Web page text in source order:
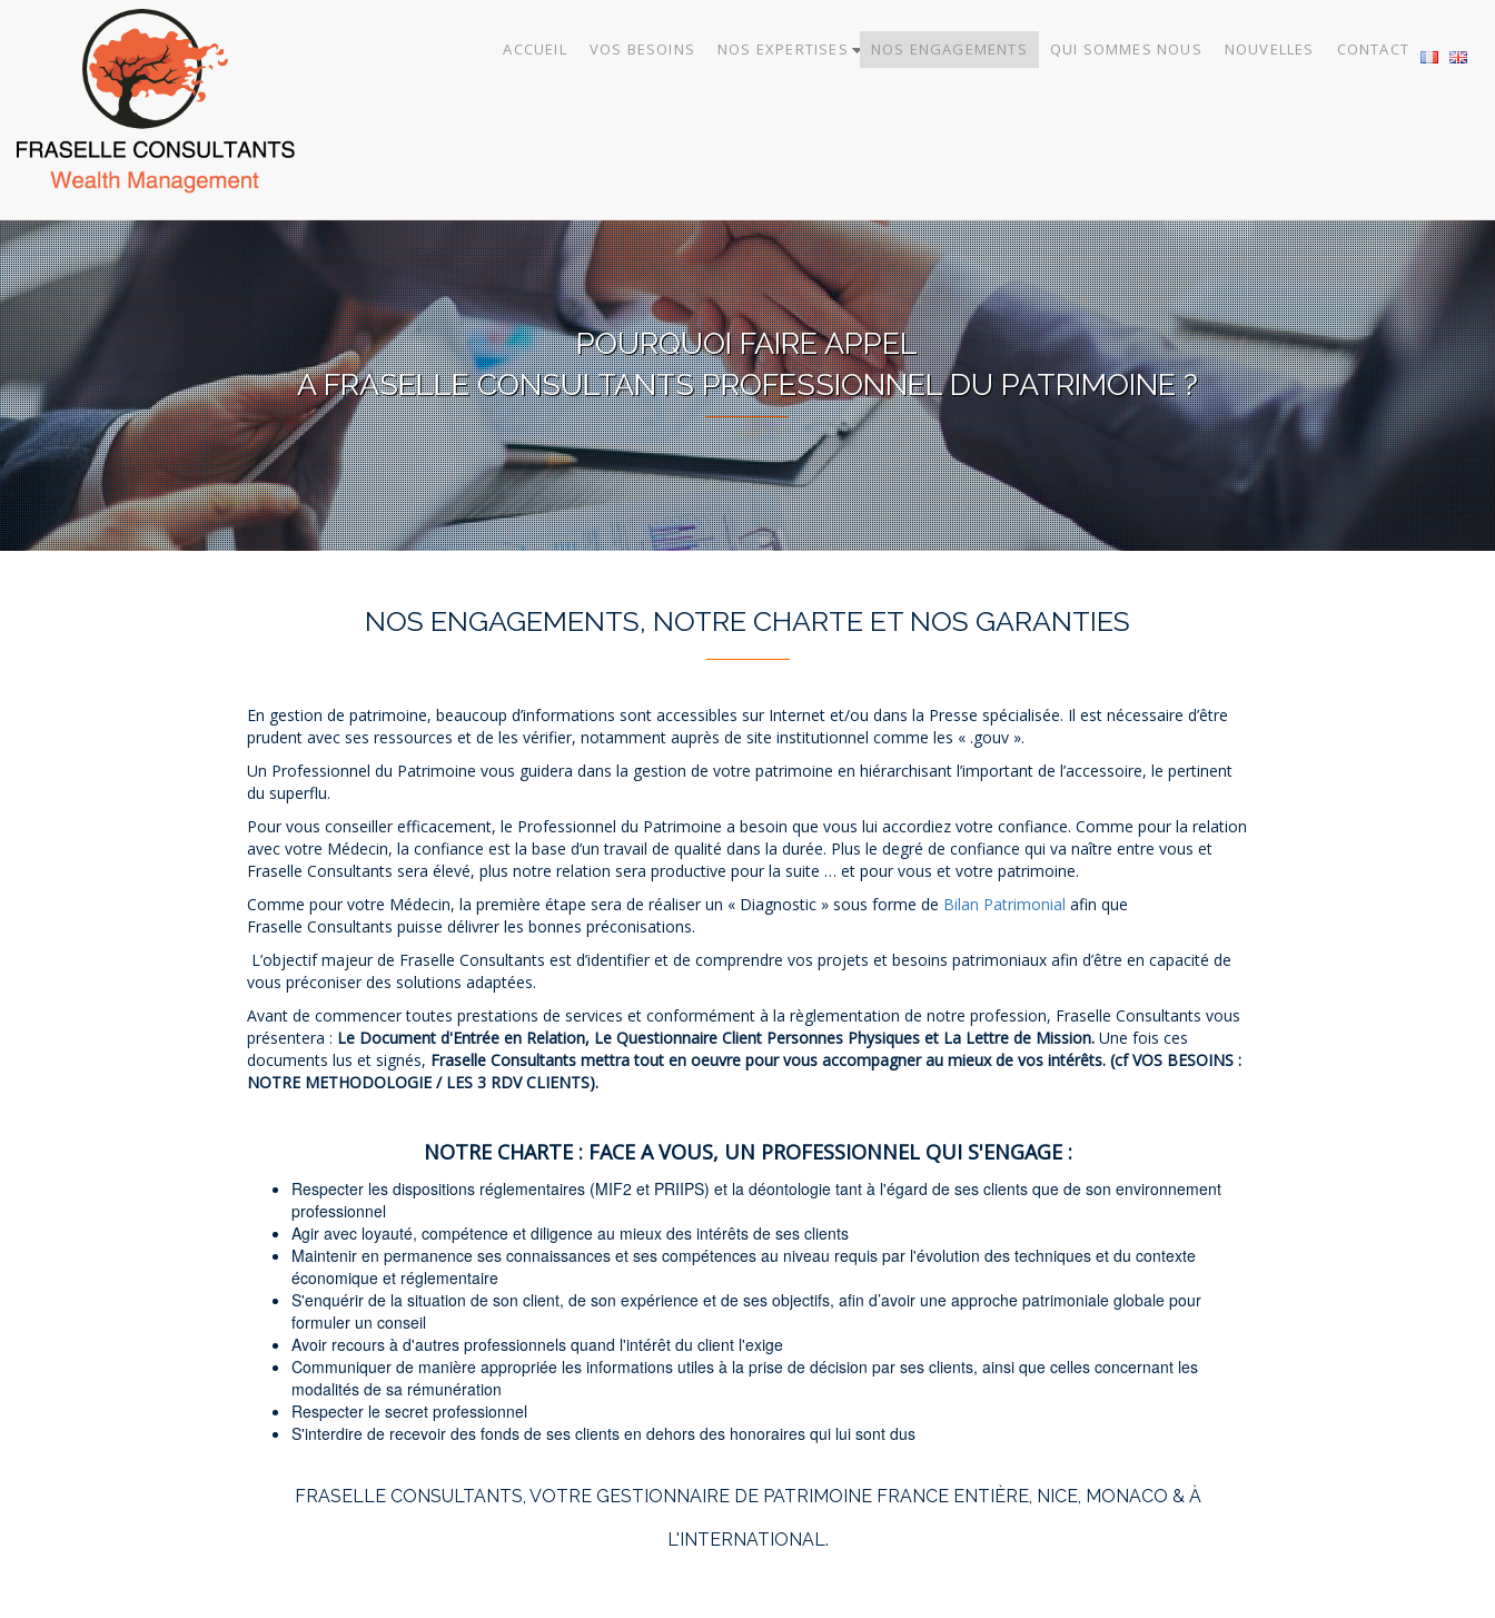
content
ACCUEIL VOS BESOINS NOS EXPERTISES NOS ENGAGEMENTS QUI SOMMES NOUS NOUVELLES CONTACT
POURQUOI FAIRE APPEL
A FRASELLE CONSULTANTS PROFESSIONNEL DU PATRIMOINE ?
NOS ENGAGEMENTS, NOTRE CHARTE ET NOS GARANTIES
En gestion de patrimoine, beaucoup d’informations sont accessibles sur Internet et/ou dans la Presse spécialisée. Il est nécessaire d’être
prudent avec ses ressources et de les vérifier, notamment auprès de site institutionnel comme les « .gouv ».
Un Professionnel du Patrimoine vous guidera dans la gestion de votre patrimoine en hiérarchisant l’important de l’accessoire, le pertinent
du superflu.
Pour vous conseiller efficacement, le Professionnel du Patrimoine a besoin que vous lui accordiez votre confiance. Comme pour la relation
avec votre Médecin, la confiance est la base d’un travail de qualité dans la durée. Plus le degré de confiance qui va naître entre vous et
Fraselle Consultants sera élevé, plus notre relation sera productive pour la suite … et pour vous et votre patrimoine.
Comme pour votre Médecin, la première étape sera de réaliser un « Diagnostic » sous forme de Bilan Patrimonial afin que
Fraselle Consultants puisse délivrer les bonnes préconisations.
L’objectif majeur de Fraselle Consultants est d’identifier et de comprendre vos projets et besoins patrimoniaux afin d’être en capacité de
vous préconiser des solutions adaptées.
Avant de commencer toutes prestations de services et conformément à la règlementation de notre profession, Fraselle Consultants vous
présentera : Le Document d'Entrée en Relation, Le Questionnaire Client Personnes Physiques et La Lettre de Mission. Une fois ces
documents lus et signés, Fraselle Consultants mettra tout en oeuvre pour vous accompagner au mieux de vos intérêts. (cf VOS BESOINS :
NOTRE METHODOLOGIE / LES 3 RDV CLIENTS).
NOTRE CHARTE : FACE A VOUS, UN PROFESSIONNEL QUI S'ENGAGE :
Respecter les dispositions réglementaires (MIF2 et PRIIPS) et la déontologie tant à l'égard de ses clients que de son environnement
professionnel
Agir avec loyauté, compétence et diligence au mieux des intérêts de ses clients
Maintenir en permanence ses connaissances et ses compétences au niveau requis par l'évolution des techniques et du contexte
économique et réglementaire
S'enquérir de la situation de son client, de son expérience et de ses objectifs, afin d’avoir une approche patrimoniale globale pour
formuler un conseil
Avoir recours à d'autres professionnels quand l'intérêt du client l'exige
Communiquer de manière appropriée les informations utiles à la prise de décision par ses clients, ainsi que celles concernant les
modalités de sa rémunération
Respecter le secret professionnel
S'interdire de recevoir des fonds de ses clients en dehors des honoraires qui lui sont dus
FRASELLE CONSULTANTS, VOTRE GESTIONNAIRE DE PATRIMOINE FRANCE ENTIÈRE, NICE, MONACO & À
L'INTERNATIONAL.